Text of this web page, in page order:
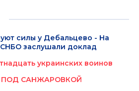
силы у Дебальцево - На
заслушали доклад
украинских воинов
ПОД САНЖАРОВКОЙ